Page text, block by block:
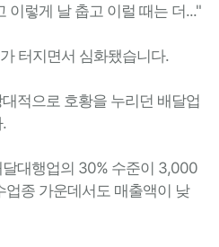
이렇게 날 춥고 이럴 때는 더..."
터지면서 심화됐습니다.
적으로 호황을 누리던 배달업
대행업의 30% 수준이 3,000
종 가운데서도 매출액이 낮